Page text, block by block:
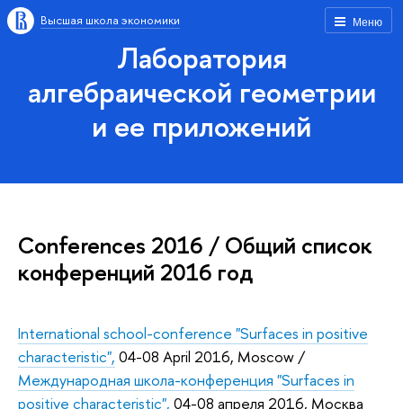
Меню
Высшая школа экономики
Лаборатория
алгебраической геометрии
и ее приложений
Conferences 2016 / Общий список
конференций 2016 год
International school-conference "Surfaces in positive
characteristic", 04-08 April 2016, Moscow /
Международная школа-конференция "Surfaces in
positive characteristic", 04-08 апреля 2016, Москва